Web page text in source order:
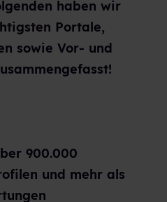
haben wir
Portale,
sowie Vor- und
900.000
und mehr als